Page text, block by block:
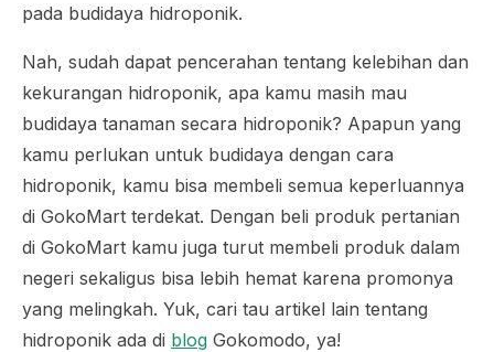
pada budidaya hidroponik.
Nah, sudah dapat pencerahan tentang kelebihan dan
kekurangan hidroponik, apa kamu masih mau
budidaya tanaman secara hidroponik? Apapun yang
kamu perlukan untuk budidaya dengan cara
hidroponik, kamu bisa membeli semua keperluannya
di GokoMart terdekat. Dengan beli produk pertanian
di GokoMart kamu juga turut membeli produk dalam
negeri sekaligus bisa lebih hemat karena promonya
yang melingkah. Yuk, cari tau artikel lain tentang
hidroponik ada di blog Gokomodo, ya!